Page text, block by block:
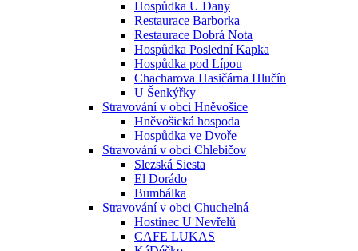
Hospůdka U Dany
Restaurace Barborka
Restaurace Dobrá Nota
Hospůdka Poslední Kapka
Hospůdka pod Lípou
Chacharova Hasičárna Hlučín
U Šenkýřky
Stravování v obci Hněvošice
Hněvošická hospoda
Hospůdka ve Dvoře
Stravování v obci Chlebičov
Slezská Siesta
El Dorádo
Bumbálka
Stravování v obci Chuchelná
Hostinec U Nevřelů
CAFE LUKAS